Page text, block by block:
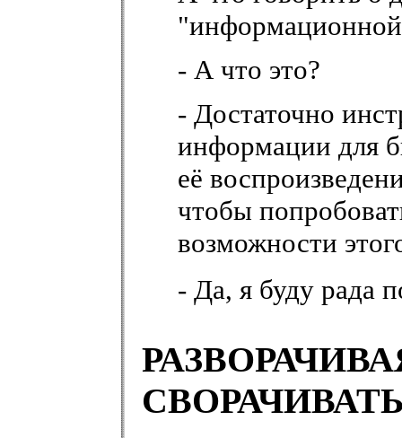
- А что это?
- Достаточно
информации для
её
чтобы
возможности
- Да, я буду рада